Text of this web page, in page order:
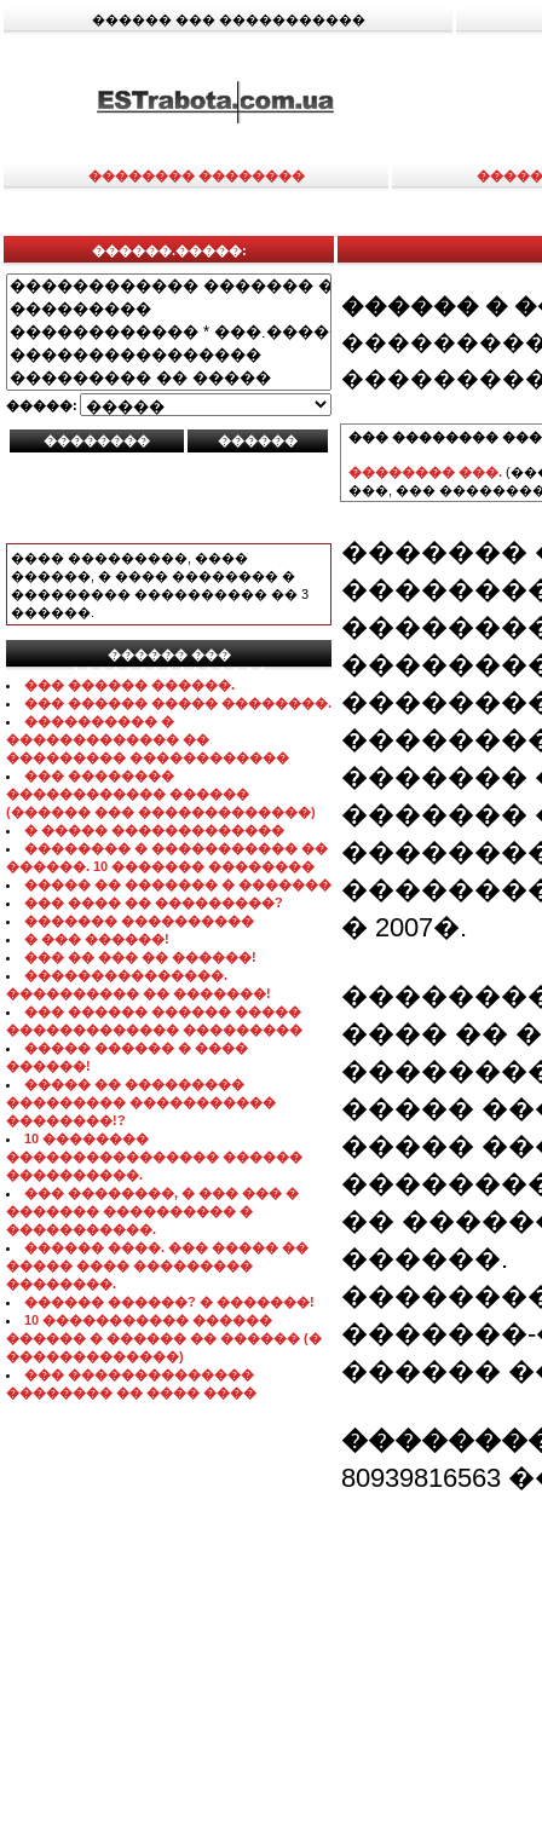
������ ��� �����������
�������� ��������
������.�����:
�����:
���� ���������, ����
������, � ���� �������� �
��������� ���������� �� 3
������.
������ ���
���������������
��� ������ ������.
��� ������ ����� ��������.
���������� �
������������� ��
��������� ������������
��� ��������
������������ ������
(������ ��� �������������)
� ����� �������������
�������� � ����������� ��
������. 10 ������� ��������
����� �� ������� � �������
��� ���� �� ���������?
������� ����������
� ��� ������!
��� �� ��� �� ������!
���������������.
���������� �� �������!
��� ������ ������ �����
������������� ���������
����� ������ � ����
������!
����� �� ���������
��������� �����������
��������!?
10 ��������
���������������� ������
����������.
��� ��������, � ��� ��� �
������� ���������� �
�����������.
������ ����. ��� ����� ��
����� ���� ���������
��������.
������ ������? � �������!
10 ����������� ������
������ � ������ �� ������ (�
�������������)
��� ��������������
�������� �� ���� ����
������ �
��� ��������
�������� ���.
���, ���
�������
�������
�������
� 2007�.
���� ��
��������
�����
�����
��������
��
������.
������